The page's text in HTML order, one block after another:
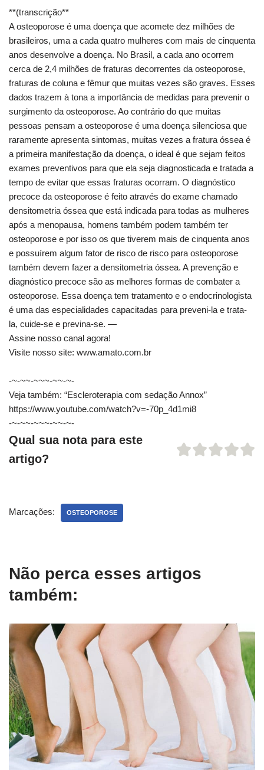
**(transcrição**
A osteoporose é uma doença que acomete dez milhões de
brasileiros, uma a cada quatro mulheres com mais de cinquenta
anos desenvolve a doença. No Brasil, a cada ano ocorrem
cerca de 2,4 milhões de fraturas decorrentes da osteoporose,
fraturas de coluna e fêmur que muitas vezes são graves. Esses
dados trazem à tona a importância de medidas para prevenir o
surgimento da osteoporose. Ao contrário do que muitas
pessoas pensam a osteoporose é uma doença silenciosa que
raramente apresenta sintomas, muitas vezes a fratura óssea é
a primeira manifestação da doença, o ideal é que sejam feitos
exames preventivos para que ela seja diagnosticada e tratada a
tempo de evitar que essas fraturas ocorram. O diagnóstico
precoce da osteoporose é feito através do exame chamado
densitometria óssea que está indicada para todas as mulheres
após a menopausa, homens também podem também ter
osteoporose e por isso os que tiverem mais de cinquenta anos
e possuírem algum fator de risco de risco para osteoporose
também devem fazer a densitometria óssea. A prevenção e
diagnóstico precoce são as melhores formas de combater a
osteoporose. Essa doença tem tratamento e o endocrinologista
é uma das especialidades capacitadas para preveni-la e trata-
la, cuide-se e previna-se. —
Assine nosso canal agora!
Visite nosso site: www.amato.com.br
-~-~~-~~~-~~-~-
Veja também: “Escleroterapia com sedação Annox”
https://www.youtube.com/watch?v=-70p_4d1mi8
-~-~~-~~~-~~-~-
Qual sua nota para este
artigo?
Marcações: OSTEOPOROSE
Não perca esses artigos
também: